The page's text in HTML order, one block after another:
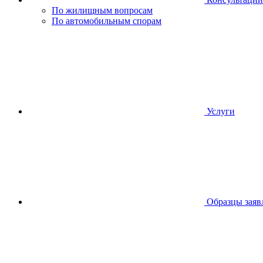
По жилищным вопросам
По автомобильным спорам
Услуги
Образцы